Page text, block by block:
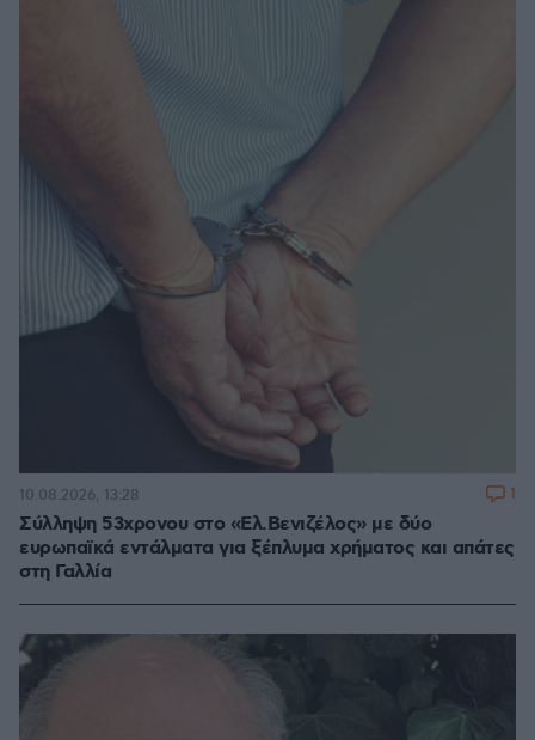
Σύλληψη 53χρονου στο «Ελ.Βενιζέλος» με δύο
ευρωπαϊκά εντάλματα για ξέπλυμα χρήματος και απάτες
στη Γαλλία
10.08.2026, 13:28 1